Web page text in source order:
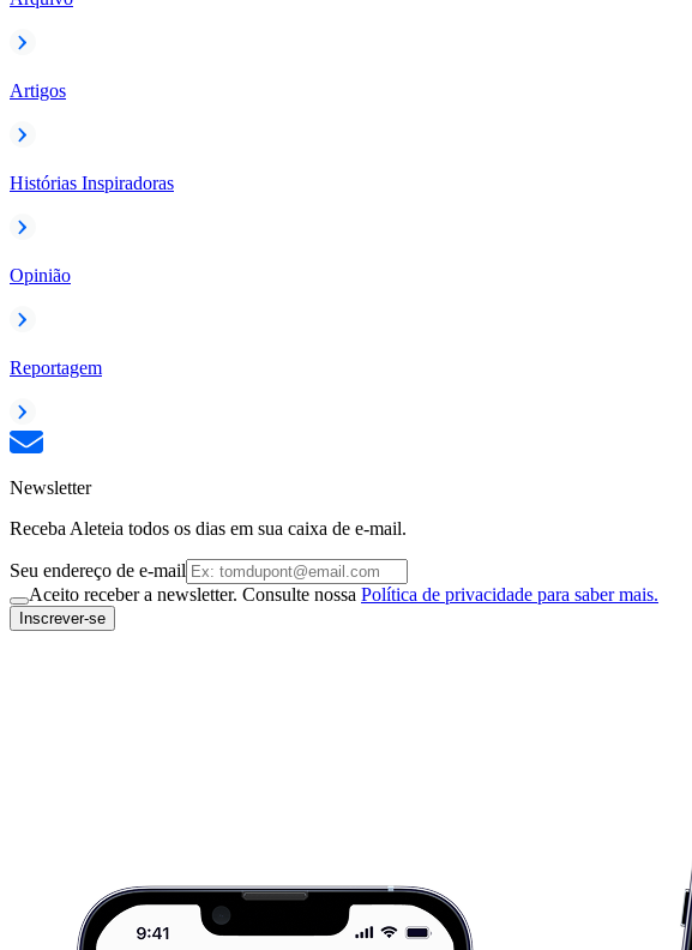
Artigos
Histórias Inspiradoras
Opinião
Reportagem
Newsletter
Receba Aleteia todos os dias em sua caixa de e-mail.
Seu endereço de e-mail
Aceito receber a newsletter. Consulte nossa Política de privacidade para saber mais.
Inscrever-se